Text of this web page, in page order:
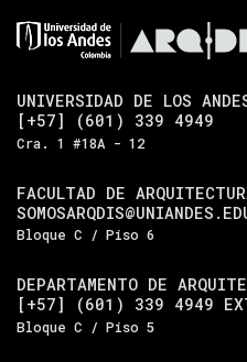
UNIVERSIDAD DE LOS
[+57] (601) 339 4949
Cra. 1 #18A - 12
FACULTAD DE
Bloque C / Piso 6
DEPARTAMENTO DE
[+57] (601) 339 4949
Bloque C / Piso 5